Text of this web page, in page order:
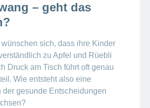
– geht das
sich, dass ihre Kinder
zu Apfel und Rüebli
Druck am Tisch führt oft genau
Wie entsteht also eine
der gesunde Entscheidungen